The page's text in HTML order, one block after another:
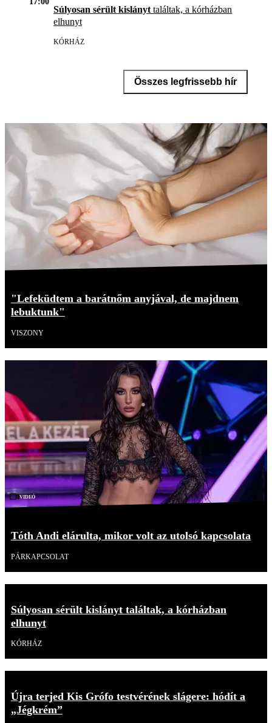
Súlyosan sérült kislányt találtak, a kórházban
elhunyt
KÓRHÁZ
Összes legfrissebb hír
"Lefeküdtem a barátnőm anyjával, de majdnem
lebuktunk"
VISZONY
Videó
Tóth Andi elárulta, mikor volt az utolsó kapcsolata
PÁRKAPCSOLAT
Súlyosan sérült kislányt találtak, a kórházban
elhunyt
KÓRHÁZ
Újra terjed Kis Grófo testvérének slágere: hódít a
„Jégkrém”